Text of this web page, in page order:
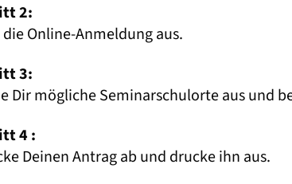
2:
Online-Anmeldung aus.
3:
Dir mögliche Seminarschulorte aus und
4 :
Deinen Antrag ab und drucke ihn aus.